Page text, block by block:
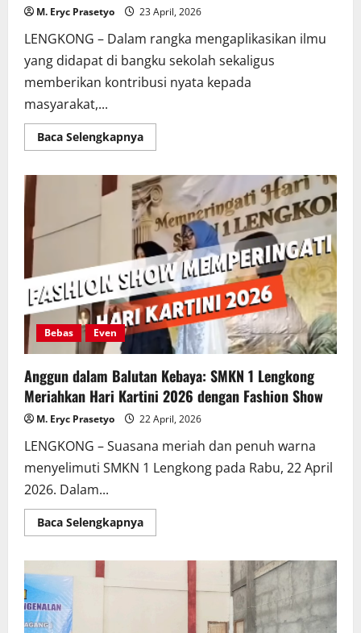
M. Eryc Prasetyo 23 April, 2026
LENGKONG – Dalam rangka mengaplikasikan ilmu
yang didapat di bangku sekolah sekaligus
memberikan kontribusi nyata kepada
masyarakat,...
Baca SelengkapnyaRead
more
Pelayanan
kepada
Masyarakat
Melalui
Bakti
SMK,
Jurusan
TKR
SMKN
1
Lengkong
Gelar
Servis
Motor
Gratis
Banjardowo
Bebas Even
Anggun dalam Balutan Kebaya: SMKN 1 Lengkong
Meriahkan Hari Kartini 2026 dengan Fashion Show
M. Eryc Prasetyo 22 April, 2026
LENGKONG – Suasana meriah dan penuh warna
menyelimuti SMKN 1 Lengkong pada Rabu, 22 April
2026. Dalam...
Baca SelengkapnyaRead
more
Kebaya:
Lengkong